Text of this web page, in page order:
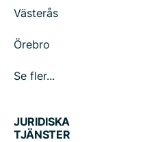
Västerås
Örebro
Se fler...
JURIDISKA
TJÄNSTER